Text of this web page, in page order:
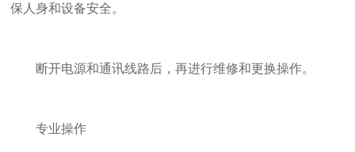
保人身和设备安全。
断开电源和通讯线路后，再进行维修和更换操作。
专业操作